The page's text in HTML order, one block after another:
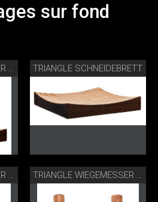
sur fond
TRIANGLE WIEGEMESSER MIT BRETT TRIANGLE SCHNEIDEBRETT
TRIANGLE WIEGEMESSER 18 CM TRIANGLE WIEGEMESSER 23 CM